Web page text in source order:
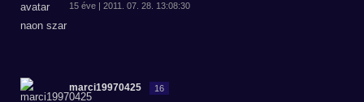
15 éve | 2011. 07. 28. 13:08:30
naon szar
marci19970425 16